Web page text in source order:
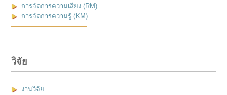
การจัดการความเสี่ยง (RM)
การจัดการความรู้ (KM)
วิจัย
งานวิจัย